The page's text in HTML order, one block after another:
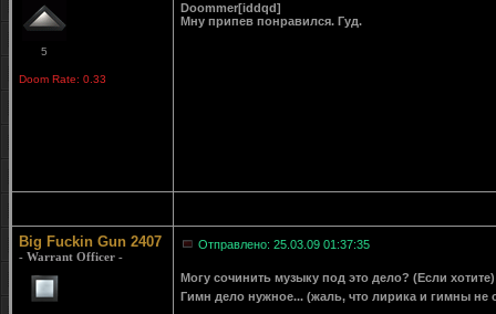
5
Doom Rate: 0.33
Doommer[iddqd]
Мну припев понравился. Гуд.
Big Fuckin Gun 2407
- Warrant Officer -
Отправлено: 25.03.09 01:37:35
Могу сочинить музыку под это дело? (Если
Гимн дело нужное... (жаль, что лирика и гимны не